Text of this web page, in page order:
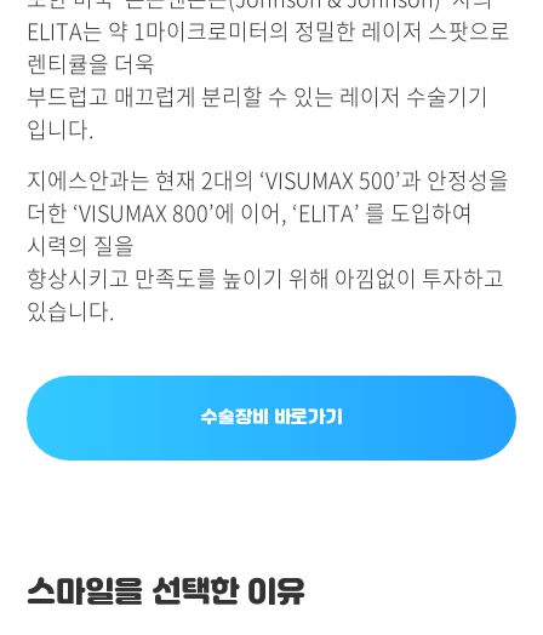
ELITA는 약 1마이크로미터의 정밀한 레이저 스팟으로
렌티큘을 더욱
부드럽고 매끄럽게 분리할 수 있는 레이저 수술기기
입니다.
지에스안과는 현재 2대의 ‘VISUMAX 500’과 안정성을
더한 ‘VISUMAX 800’에 이어, ‘ELITA’ 를 도입하여
시력의 질을
향상시키고 만족도를 높이기 위해 아낌없이 투자하고
있습니다.
수술장비 바로가기
스마일을 선택한 이유